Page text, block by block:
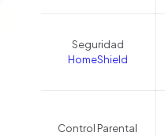
Seguridad
HomeShield
Control Parental